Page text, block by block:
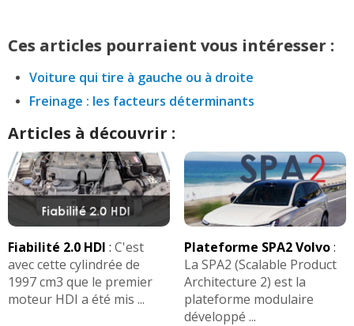
Ces articles pourraient vous intéresser :
Voiture qui tire à gauche ou à droite
Freinage : les facteurs déterminants
Articles à découvrir :
Fiabilité 2.0 HDI : C'est
avec cette cylindrée de
1997 cm3 que le premier
moteur HDI a été mis ...
Plateforme SPA2 Volvo:
La SPA2 (Scalable Product
Architecture 2) est la
plateforme modulaire
développé ...